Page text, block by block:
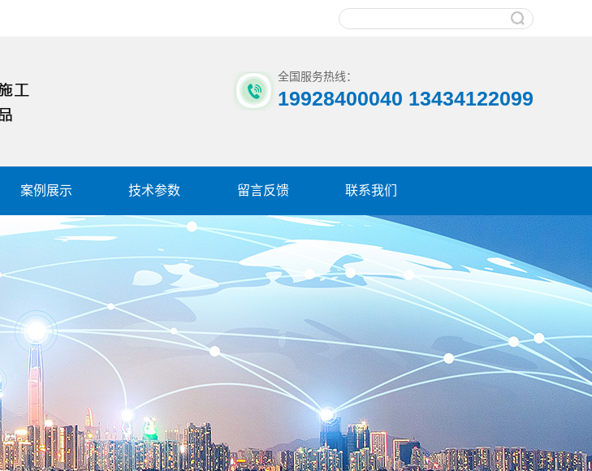
全国服务热线：
19928400040 13434122099
案例展示 技术参数 留言反馈 联系我们